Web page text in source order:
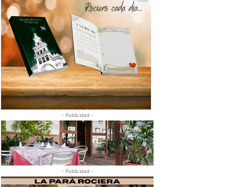
- Publicidad -
- Publicidad -